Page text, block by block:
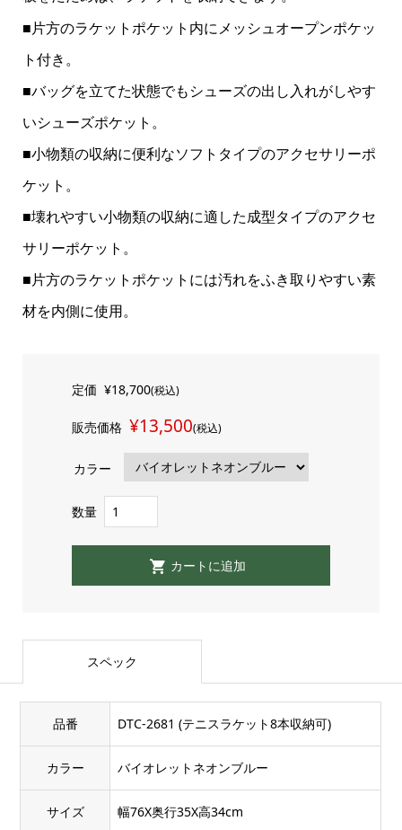
■片方のラケットポケット内にメッシュオープンポケッ
ト付き。
■バッグを立てた状態でもシューズの出し入れがしやす
いシューズポケット。
■小物類の収納に便利なソフトタイプのアクセサリーポ
ケット。
■壊れやすい小物類の収納に適した成型タイプのアクセ
サリーポケット。
■片方のラケットポケットには汚れをふき取りやすい素
材を内側に使用。
定価 ¥18,700(税込)
販売価格 ¥13,500(税込)
カラー
数量
スペック
品番 DTC-2681 (テニスラケット8本収納可)
カラー バイオレットネオンブルー
サイズ 幅76X奥行35X高34cm